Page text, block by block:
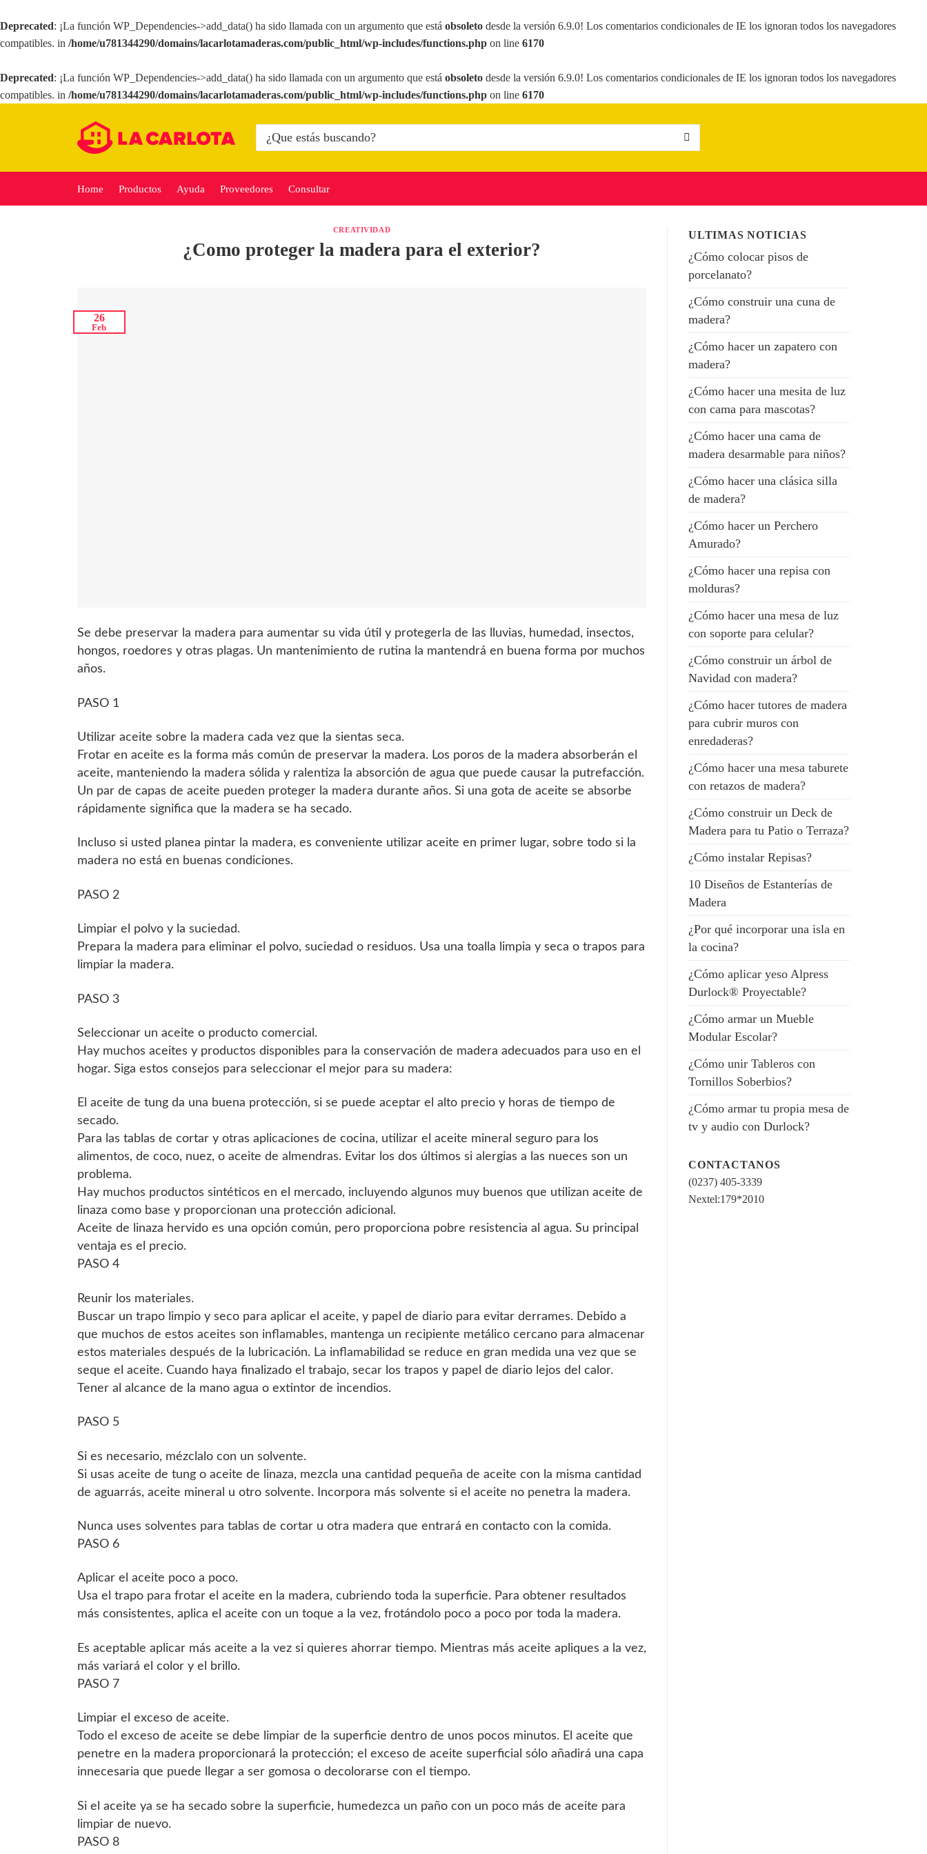
Deprecated: ¡La función WP_Dependencies->add_data() ha sido llamada con un argumento que está obsoleto desde la versión 6.9.0! Los comentarios condicionales de IE los ignoran todos los navegadores
compatibles. in /home/u781344290/domains/lacarlotamaderas.com/public_html/wp-includes/functions.php on line 6170
Deprecated: ¡La función WP_Dependencies->add_data() ha sido llamada con un argumento que está obsoleto desde la versión 6.9.0! Los comentarios condicionales de IE los ignoran todos los navegadores
compatibles. in /home/u781344290/domains/lacarlotamaderas.com/public_html/wp-includes/functions.php on line 6170
por:
Home Productos Ayuda Proveedores Consultar
CREATIVIDAD
¿Como proteger la madera para el exterior?
26
Feb
Se debe preservar la madera para aumentar su vida útil y protegerla de las lluvias, humedad, insectos,
hongos, roedores y otras plagas. Un mantenimiento de rutina la mantendrá en buena forma por muchos
años.
PASO 1
Utilizar aceite sobre la madera cada vez que la sientas seca.
Frotar en aceite es la forma más común de preservar la madera. Los poros de la madera absorberán el
aceite, manteniendo la madera sólida y ralentiza la absorción de agua que puede causar la putrefacción.
Un par de capas de aceite pueden proteger la madera durante años. Si una gota de aceite se absorbe
rápidamente significa que la madera se ha secado.
Incluso si usted planea pintar la madera, es conveniente utilizar aceite en primer lugar, sobre todo si la
madera no está en buenas condiciones.
PASO 2
Limpiar el polvo y la suciedad.
Prepara la madera para eliminar el polvo, suciedad o residuos. Usa una toalla limpia y seca o trapos para
limpiar la madera.
PASO 3
Seleccionar un aceite o producto comercial.
Hay muchos aceites y productos disponibles para la conservación de madera adecuados para uso en el
hogar. Siga estos consejos para seleccionar el mejor para su madera:
El aceite de tung da una buena protección, si se puede aceptar el alto precio y horas de tiempo de
secado.
Para las tablas de cortar y otras aplicaciones de cocina, utilizar el aceite mineral seguro para los
alimentos, de coco, nuez, o aceite de almendras. Evitar los dos últimos si alergias a las nueces son un
problema.
Hay muchos productos sintéticos en el mercado, incluyendo algunos muy buenos que utilizan aceite de
linaza como base y proporcionan una protección adicional.
Aceite de linaza hervido es una opción común, pero proporciona pobre resistencia al agua. Su principal
ventaja es el precio.
PASO 4
Reunir los materiales.
Buscar un trapo limpio y seco para aplicar el aceite, y papel de diario para evitar derrames. Debido a
que muchos de estos aceites son inflamables, mantenga un recipiente metálico cercano para almacenar
estos materiales después de la lubricación. La inflamabilidad se reduce en gran medida una vez que se
seque el aceite. Cuando haya finalizado el trabajo, secar los trapos y papel de diario lejos del calor.
Tener al alcance de la mano agua o extintor de incendios.
PASO 5
Si es necesario, mézclalo con un solvente.
Si usas aceite de tung o aceite de linaza, mezcla una cantidad pequeña de aceite con la misma cantidad
de aguarrás, aceite mineral u otro solvente. Incorpora más solvente si el aceite no penetra la madera.
Nunca uses solventes para tablas de cortar u otra madera que entrará en contacto con la comida.
PASO 6
Aplicar el aceite poco a poco.
Usa el trapo para frotar el aceite en la madera, cubriendo toda la superficie. Para obtener resultados
más consistentes, aplica el aceite con un toque a la vez, frotándolo poco a poco por toda la madera.
Es aceptable aplicar más aceite a la vez si quieres ahorrar tiempo. Mientras más aceite apliques a la vez,
más variará el color y el brillo.
PASO 7
Limpiar el exceso de aceite.
Todo el exceso de aceite se debe limpiar de la superficie dentro de unos pocos minutos. El aceite que
penetre en la madera proporcionará la protección; el exceso de aceite superficial sólo añadirá una capa
innecesaria que puede llegar a ser gomosa o decolorarse con el tiempo.
Si el aceite ya se ha secado sobre la superficie, humedezca un paño con un poco más de aceite para
limpiar de nuevo.
PASO 8
ULTIMAS NOTICIAS
¿Cómo colocar pisos de
porcelanato?
¿Cómo construir una cuna de
madera?
¿Cómo hacer un zapatero con
madera?
¿Cómo hacer una mesita de luz
con cama para mascotas?
¿Cómo hacer una cama de
madera desarmable para niños?
¿Cómo hacer una clásica silla
de madera?
¿Cómo hacer un Perchero
Amurado?
¿Cómo hacer una repisa con
molduras?
¿Cómo hacer una mesa de luz
con soporte para celular?
¿Cómo construir un árbol de
Navidad con madera?
¿Cómo hacer tutores de madera
para cubrir muros con
enredaderas?
¿Cómo hacer una mesa taburete
con retazos de madera?
¿Cómo construir un Deck de
Madera para tu Patio o Terraza?
¿Cómo instalar Repisas?
10 Diseños de Estanterías de
Madera
¿Por qué incorporar una isla en
la cocina?
¿Cómo aplicar yeso Alpress
Durlock® Proyectable?
¿Cómo armar un Mueble
Modular Escolar?
¿Cómo unir Tableros con
Tornillos Soberbios?
¿Cómo armar tu propia mesa de
tv y audio con Durlock?
CONTACTANOS
(0237) 405-3339
Nextel:179*2010